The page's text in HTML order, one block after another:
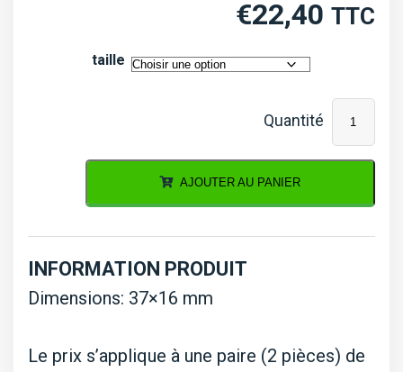
€22,40 TTC
taille
de
Coussinet
AJOUTER AU PANIER
INFORMATION PRODUIT
Dimensions: 37×16 mm
Le prix s’applique à une paire (2 pièces) de